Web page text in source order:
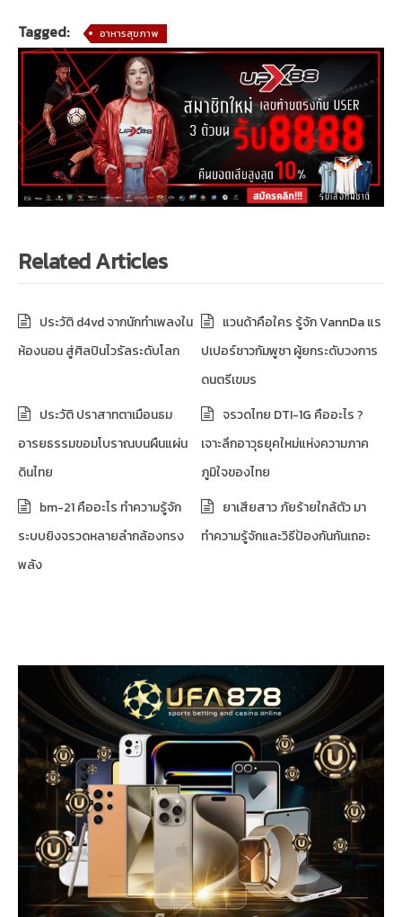
Tagged: อาหารสุขภาพ
Related Articles
ประวัติ d4vd จากนักทำเพลงใน
ห้องนอน สู่ศิลปินไวรัลระดับโลก
แวนด้าคือใคร รู้จัก VannDa แร
ปเปอร์ชาวกัมพูชา ผู้ยกระดับวงการ
ดนตรีเขมร
ประวัติ ปราสาทตาเมือนธม
อารยธรรมขอมโบราณบนผืนแผ่น
ดินไทย
จรวดไทย DTI-1G คืออะไร ?
เจาะลึกอาวุธยุคใหม่แห่งความภาค
ภูมิใจของไทย
bm-21 คืออะไร ทำความรู้จัก
ระบบยิงจรวดหลายลำกล้องทรง
พลัง
ยาเสียสาว ภัยร้ายใกล้ตัว มา
ทำความรู้จักและวิธีป้องกันกันเถอะ